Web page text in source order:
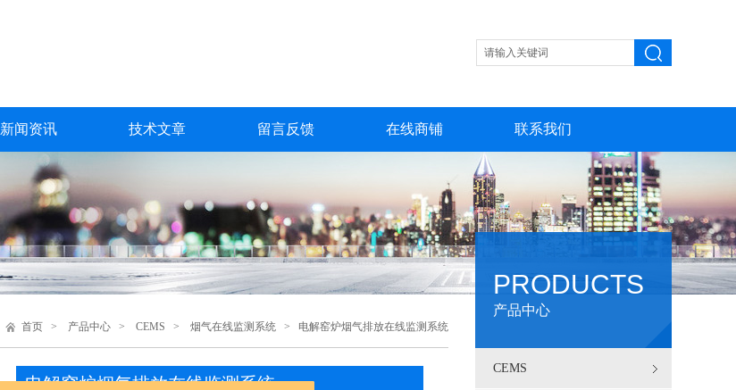
新闻资讯 技术文章 留言反馈 在线商铺 联系我们
PRODUCTS
产品中心
CEMS
首页 > 产品中心 > CEMS > 烟气在线监测系统 > 电解窑炉烟气排放在线监测系统
电解窑炉烟气排放在线监测系统